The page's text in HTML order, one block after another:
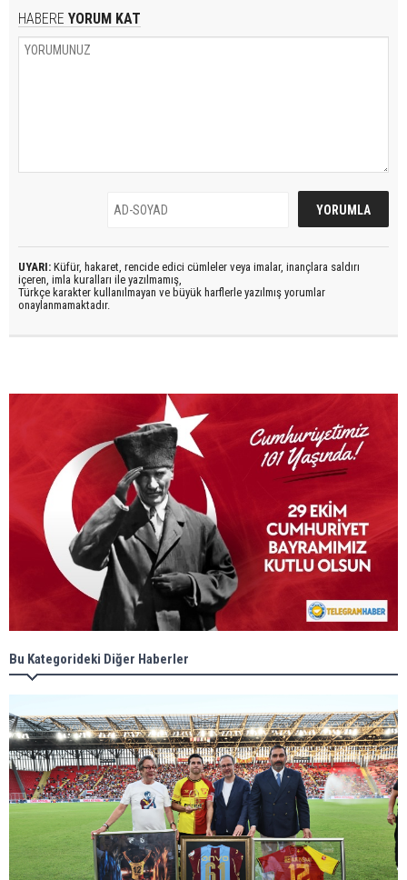
HABERE YORUM KAT
UYARI: Küfür, hakaret, rencide edici cümleler veya imalar, inançlara saldırı
içeren, imla kuralları ile yazılmamış,
Türkçe karakter kullanılmayan ve büyük harflerle yazılmış yorumlar
onaylanmamaktadır.
Bu Kategorideki Diğer Haberler